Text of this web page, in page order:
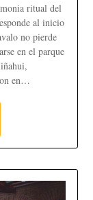
ritual del
al inicio
no pierde
en el parque
en…